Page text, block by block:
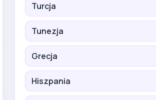
Turcja
Tunezja
Grecja
Hiszpania